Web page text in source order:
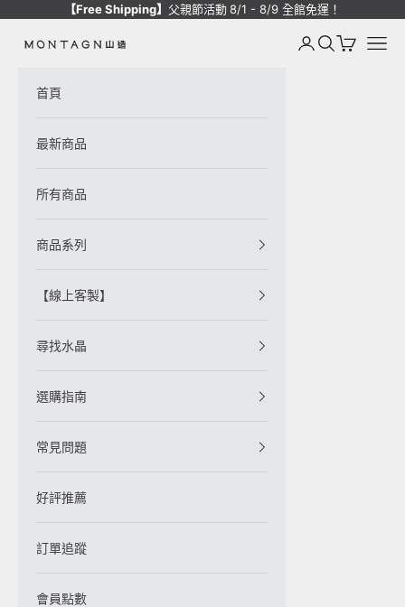
【Free Shipping】 父親節活動8/1 - 8/9 全館免運！
Montagne de Pierre 選單
登入搜尋購物車
首頁
最新商品
所有商品
商品系列
【線上客製】
尋找水晶
選購指南
常見問題
好評推薦
訂單追蹤
會員點數